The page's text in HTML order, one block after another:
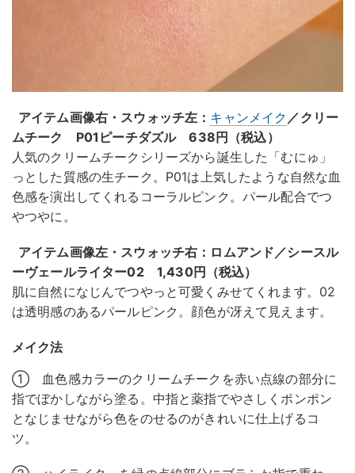
アイテム画像右・スウォッチ左： キャンメイク ／クリー
ムチーク P01ピーチダズル 638円（税込）
人気のクリームチークシリーズから誕生した「むにゅ」
っとした質感の生チーク。P01は上気したような自然な血
色感を演出してくれるコーラルピンク。パール配合でつ
やつやに。
アイテム画像左・スウォッチ右：ロムアンド／シースル
ーヴェールライター02 1,430円（税込）
肌に自然になじんでつやっと可愛くみせてくれます。02
は透明感のあるパールピンク。顔色が冴えて見えます。
メイク法
① 血色感カラーのクリームチークを赤い点線の部分に
指でぼかしながら塗る。中指と薬指でやさしくポンポン
となじませながら色をのせるのがきれいに仕上げるコ
ツ。